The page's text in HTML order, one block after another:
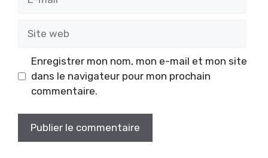
mail
web
Enregistrer mon nom, mon e-mail et mon site
dans le navigateur pour mon prochain
commentaire.